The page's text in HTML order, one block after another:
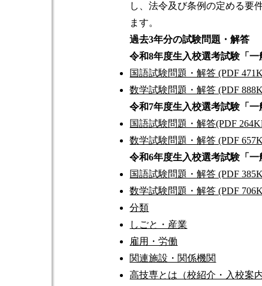
し、法令及び条例の定める要
ます。
過去3年分の試験問題・解答
令和8年度生入校選考試験「
国語試験問題・解答 (PDF
数学試験問題・解答 (PDF
令和7年度生入校選考試験「
国語試験問題・解答(PDF
数学試験問題・解答 (PDF
令和6年度生入校選考試験「
国語試験問題・解答 (PDF
数学試験問題・解答 (PDF
分類
しごと・産業
雇用・労働
関連施設・関係機関
高技専とは（校紹介・入校案内